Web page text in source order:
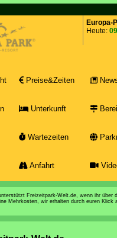
Europa-
Heute:
Preise&Zeiten
Unterkunft
Wartezeiten
Anfahrt
Freizeitpark-Welt.de, wenn ihr über
Mehrkosten, wir erhalten durch euren Klick